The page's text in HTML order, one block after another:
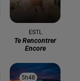
ESTL
Te Rencontrer
Encore
5h48
5h48